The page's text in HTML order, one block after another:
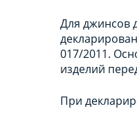
Для джинсов
017/2011.
изделий
При